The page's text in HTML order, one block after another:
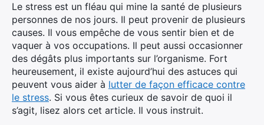
Le stress est un fléau qui mine la santé de plusieurs
personnes de nos jours. Il peut provenir de plusieurs
causes. Il vous empêche de vous sentir bien et de
vaquer à vos occupations. Il peut aussi occasionner
des dégâts plus importants sur l’organisme. Fort
heureusement, il existe aujourd’hui des astuces qui
peuvent vous aider à lutter de façon efficace contre
le stress. Si vous êtes curieux de savoir de quoi il
s’agit, lisez alors cet article. Il vous instruit.